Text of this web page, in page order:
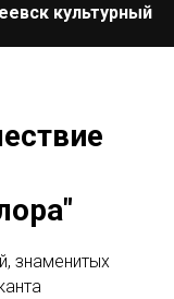
культурный
знаменитых